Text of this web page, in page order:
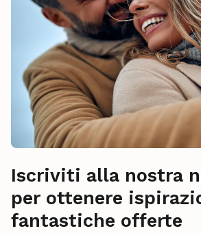
Iscriviti alla nostra
per ottenere
fantastiche offerte